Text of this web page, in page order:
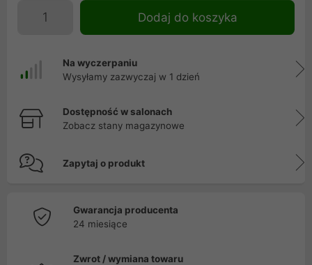
Dodaj do koszyka
Na wyczerpaniu
Wysyłamy zazwyczaj w 1 dzień
Dostępność w salonach
Zobacz stany magazynowe
Zapytaj o produkt
Gwarancja producenta
24 miesiące
Zwrot / wymiana towaru